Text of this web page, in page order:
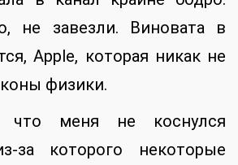
не завезли. Виновата в
Apple, которая никак не
физики.
что меня не коснулся
за которого некоторые